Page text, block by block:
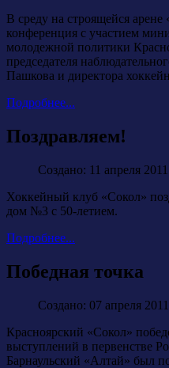
В среду на строящейся
конференция с участием
молодежной политики
председателя
Пашкова и директора
Подробнее...
Поздравляем!
Создано: 11 апреля 2011
Хоккейный клуб «Сокол»
дом №3 с 50-летием.
Подробнее...
Победная точка
Создано: 07 апреля 2011
Красноярский «Сокол»
выступлений в первенстве
Барнаульский «Алтай» был